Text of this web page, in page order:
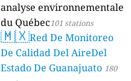
analyse environnementale
du Québec101 stations
🇲🇽Red De Monitoreo
De Calidad Del AireDel
Estado De Guanajuato 180